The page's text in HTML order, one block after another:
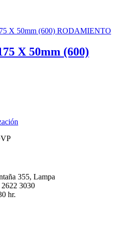
X 50mm (600)
355, Lampa
3030
hr.